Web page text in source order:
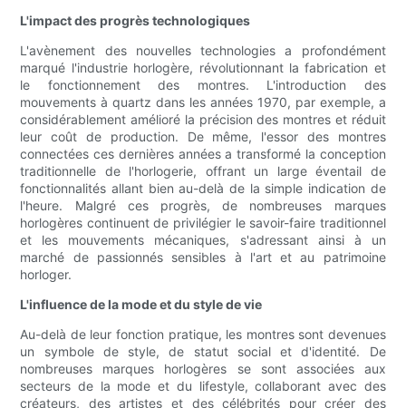
L'impact des progrès technologiques
L'avènement des nouvelles technologies a profondément
marqué l'industrie horlogère, révolutionnant la fabrication et
le fonctionnement des montres. L'introduction des
mouvements à quartz dans les années 1970, par exemple, a
considérablement amélioré la précision des montres et réduit
leur coût de production. De même, l'essor des montres
connectées ces dernières années a transformé la conception
traditionnelle de l'horlogerie, offrant un large éventail de
fonctionnalités allant bien au-delà de la simple indication de
l'heure. Malgré ces progrès, de nombreuses marques
horlogères continuent de privilégier le savoir-faire traditionnel
et les mouvements mécaniques, s'adressant ainsi à un
marché de passionnés sensibles à l'art et au patrimoine
horloger.
L'influence de la mode et du style de vie
Au-delà de leur fonction pratique, les montres sont devenues
un symbole de style, de statut social et d'identité. De
nombreuses marques horlogères se sont associées aux
secteurs de la mode et du lifestyle, collaborant avec des
créateurs, des artistes et des célébrités pour créer des